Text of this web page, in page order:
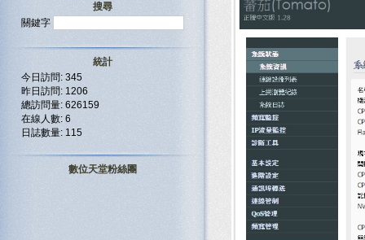
搜尋
關鍵字
統計
今日訪問: 345
昨日訪問: 1206
總訪問量: 626159
在線人數: 6
日誌數量: 115
數位天堂粉絲團